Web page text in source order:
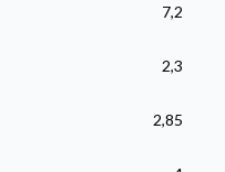
7,2
2,3
2,85